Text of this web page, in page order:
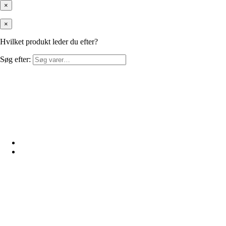
×
×
Hvilket produkt leder du efter?
Søg efter: